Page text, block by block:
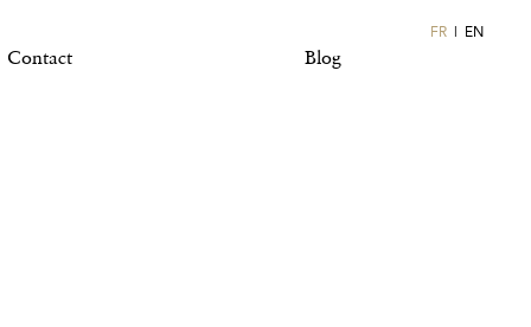
FR EN
Contact Blog